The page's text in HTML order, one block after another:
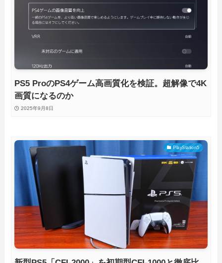
PS5 ProのPS4ゲーム高画質化を検証。超解像で4K
画質になるのか
2025年9月8日
PlayStation5